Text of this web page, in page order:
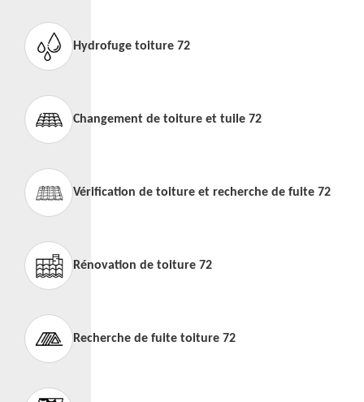
Hydrofuge toiture 72
Changement de toiture et tuile 72
Vérification de toiture et recherche de fuite 72
Rénovation de toiture 72
Recherche de fuite toiture 72